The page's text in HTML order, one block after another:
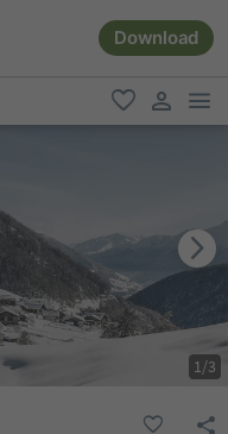
Download
favorit
user link
1/3